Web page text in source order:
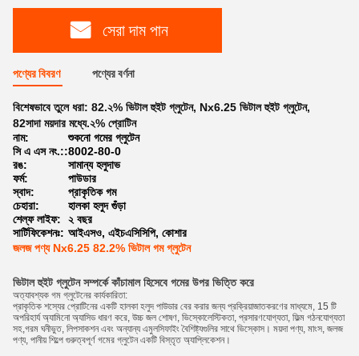
সেরা দাম পান
পণ্যের বিবরণ পণ্যের বর্ণনা
বিশেষভাবে তুলে ধরা: 82.২% ভিটাল হুইট গ্লুটেন, Nx6.25 ভিটাল হুইট গ্লুটেন,
82সাদা ময়দার মধ্যে.২% প্রোটিন
নাম:
শুকনো গমের গ্লুটেন
সি এ এস নং.::8002-80-0
রঙ:
সামান্য হলুদাভ
ফর্ম:
পাউডার
স্বাদ:
প্রাকৃতিক গম
চেহারা:
হালকা হলুদ গুঁড়া
শেল্ফ লাইফ:
২ বছর
সার্টিফিকেশনঃ: আইএসও, এইচএসিসিপি, কোশার
জলজ পণ্য Nx6.25 82.2% ভিটাল গম গ্লুটেন
ভিটাল হুইট গ্লুটেন সম্পর্কে কাঁচামাল হিসেবে গমের উপর ভিত্তি করে
অত্যাবশ্যক গম গ্লুটেনের কার্যকারিতা:
প্রাকৃতিক শস্যের প্রোটিনের একটি হালকা হলুদ পাউডার বের করার জন্য প্রক্রিয়াজাতকরণের মাধ্যমে, 15 টি
অপরিহার্য অ্যামিনো অ্যাসিড ধারণ করে, উচ্চ জল শোষণ, ভিস্কোলেস্টিকতা, প্রসারণযোগ্যতা, ফিল্ম গঠনযোগ্যতা
সহ,গরম ঘনীভুত, লিপসাকশন এবং অন্যান্য এমুলসিফাইং বৈশিষ্ট্যগুলির সাথে ভিস্কোস। ময়দা পণ্য, মাংস, জলজ
পণ্য, পানীয় শিল্পে গুরুত্বপূর্ণ গমের গ্লুটেন একটি বিস্তৃত অ্যাপ্লিকেশন।